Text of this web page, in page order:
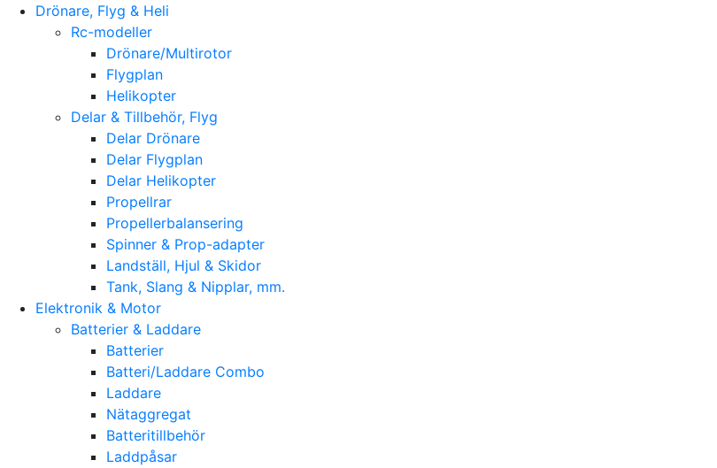
Drönare, Flyg & Heli
Rc-modeller
Drönare/Multirotor
Flygplan
Helikopter
Delar & Tillbehör, Flyg
Delar Drönare
Delar Flygplan
Delar Helikopter
Propellrar
Propellerbalansering
Spinner & Prop-adapter
Landställ, Hjul & Skidor
Tank, Slang & Nipplar, mm.
Elektronik & Motor
Batterier & Laddare
Batterier
Batteri/Laddare Combo
Laddare
Nätaggregat
Batteritillbehör
Laddpåsar